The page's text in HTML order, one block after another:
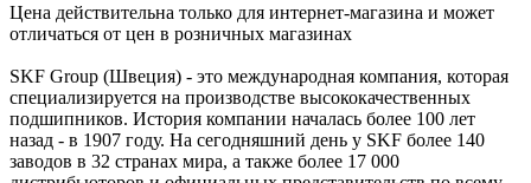
Цена действительна только для интернет-магазина и может
отличаться от цен в розничных магазинах
SKF Group (Швеция) - это международная компания, которая
специализируется на производстве высококачественных
подшипников. История компании началась более 100 лет
назад - в 1907 году. На сегодняшний день у SKF более 140
заводов в 32 странах мира, а также более 17 000